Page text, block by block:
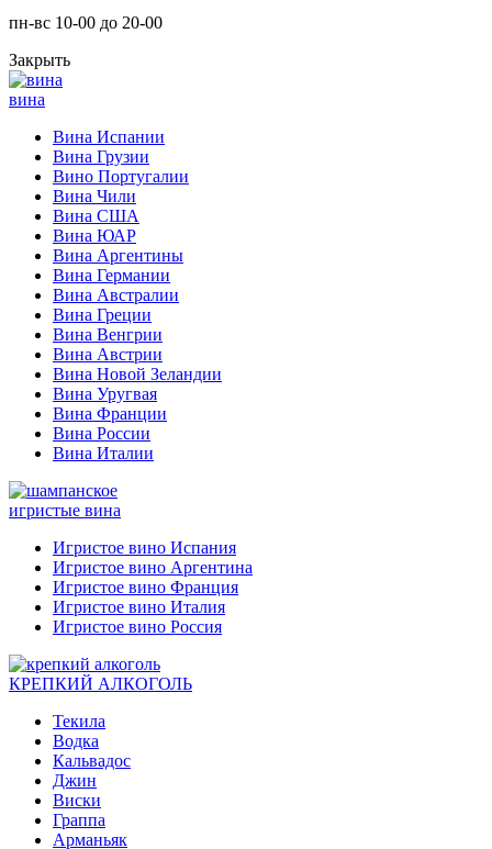
пн-вс 10-00 до 20-00
Закрыть
вина
Вина Испании
Вина Грузии
Вино Португалии
Вина Чили
Вина США
Вина ЮАР
Вина Аргентины
Вина Германии
Вина Австралии
Вина Греции
Вина Венгрии
Вина Австрии
Вина Новой Зеландии
Вина Уругвая
Вина Франции
Вина России
Вина Италии
игристые вина
Игристое вино Испания
Игристое вино Аргентина
Игристое вино Франция
Игристое вино Италия
Игристое вино Россия
КРЕПКИЙ АЛКОГОЛЬ
Текила
Водка
Кальвадос
Джин
Виски
Граппа
Арманьяк